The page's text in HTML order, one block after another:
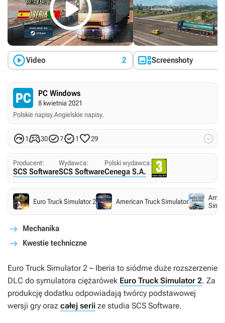
Video 2 Screenshoty
PC Windows
8 kwietnia 2021
Polskie napisy.Angielskie napisy.
13071 29 
Producent:
SCS Software
Wydawca:
SCS Software
Polski wydawca:
Cenega S.A.
Euro Truck Simulator 2 American Truck Simulator
Mechanika
Kwestie techniczne
Euro Truck Simulator 2 – Iberia to siódme duże rozszerzenie
DLC do symulatora ciężarówek Euro Truck Simulator 2. Za
produkcję dodatku odpowiadają twórcy podstawowej
wersji gry oraz całej serii ze studia SCS Software.